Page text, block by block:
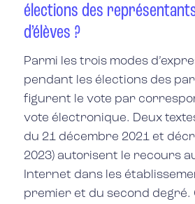
élections des
d’élèves ?
Parmi les trois modes
pendant les élections des
figurent le vote par
vote électronique. Deux
du 21 décembre 2021 et
2023) autorisent le recours
Internet dans les
premier et du second degré.